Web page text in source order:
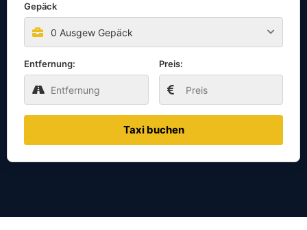
Gepäck
0 Ausgew Gepäck
Entfernung: Preis:
Taxi buchen